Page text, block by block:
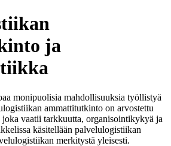
ja
monipuolisia mahdollisuuksia työllistyä
ammattitutkinto on arvostettu
vaatii tarkkuutta, organisointikykyä ja
käsitellään palvelulogistiikan
merkitystä yleisesti.